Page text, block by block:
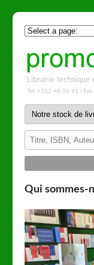
Librairie technique
Tel. +352 48 06 91 |
Qui sommes-